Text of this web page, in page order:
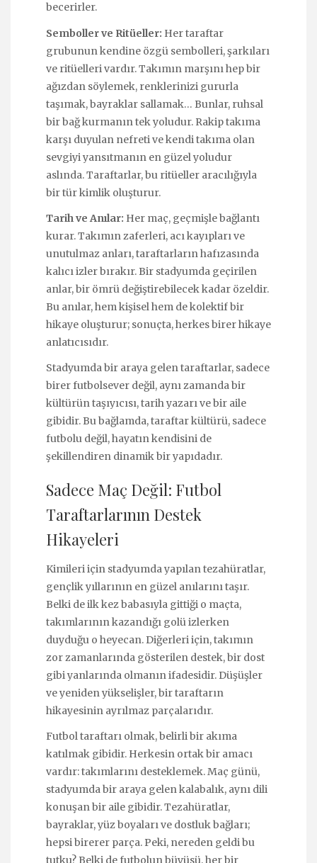
becerirler.
Semboller ve Ritüeller: Her taraftar
grubunun kendine özgü sembolleri, şarkıları
ve ritüelleri vardır. Takımın marşını hep bir
ağızdan söylemek, renklerinizi gururla
taşımak, bayraklar sallamak… Bunlar, ruhsal
bir bağ kurmanın tek yoludur. Rakip takıma
karşı duyulan nefreti ve kendi takıma olan
sevgiyi yansıtmanın en güzel yoludur
aslında. Taraftarlar, bu ritüeller aracılığıyla
bir tür kimlik oluşturur.
Tarih ve Anılar: Her maç, geçmişle bağlantı
kurar. Takımın zaferleri, acı kayıpları ve
unutulmaz anları, taraftarların hafızasında
kalıcı izler bırakır. Bir stadyumda geçirilen
anlar, bir ömrü değiştirebilecek kadar özeldir.
Bu anılar, hem kişisel hem de kolektif bir
hikaye oluşturur; sonuçta, herkes birer hikaye
anlatıcısıdır.
Stadyumda bir araya gelen taraftarlar, sadece
birer futbolsever değil, aynı zamanda bir
kültürün taşıyıcısı, tarih yazarı ve bir aile
gibidir. Bu bağlamda, taraftar kültürü, sadece
futbolu değil, hayatın kendisini de
şekillendiren dinamik bir yapıdadır.
Sadece Maç Değil: Futbol
Taraftarlarının Destek
Hikayeleri
Kimileri için stadyumda yapılan tezahüratlar,
gençlik yıllarının en güzel anılarını taşır.
Belki de ilk kez babasıyla gittiği o maçta,
takımlarının kazandığı golü izlerken
duyduğu o heyecan. Diğerleri için, takımın
zor zamanlarında gösterilen destek, bir dost
gibi yanlarında olmanın ifadesidir. Düşüşler
ve yeniden yükselişler, bir taraftarın
hikayesinin ayrılmaz parçalarıdır.
Futbol taraftarı olmak, belirli bir akıma
katılmak gibidir. Herkesin ortak bir amacı
vardır: takımlarını desteklemek. Maç günü,
stadyumda bir araya gelen kalabalık, aynı dili
konuşan bir aile gibidir. Tezahüratlar,
bayraklar, yüz boyaları ve dostluk bağları;
hepsi birerer parça. Peki, nereden geldi bu
tutku? Belki de futbolun büyüsü, her bir